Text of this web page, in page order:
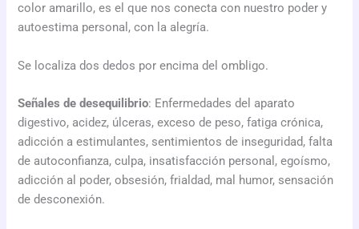
color amarillo, es el que nos conecta con nuestro poder y
autoestima personal, con la alegría.
Se localiza dos dedos por encima del ombligo.
Señales de desequilibrio: Enfermedades del aparato
digestivo, acidez, úlceras, exceso de peso, fatiga crónica,
adicción a estimulantes, sentimientos de inseguridad, falta
de autoconfianza, culpa, insatisfacción personal, egoísmo,
adicción al poder, obsesión, frialdad, mal humor, sensación
de desconexión.